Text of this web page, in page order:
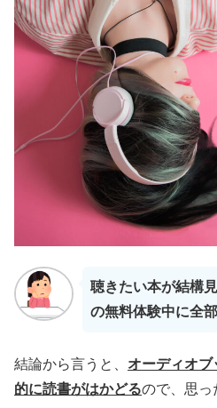
聴きたい本が結構
の無料体験中に全
結論から言うと、 オーディオ
的に読書がはかどるので、思っ